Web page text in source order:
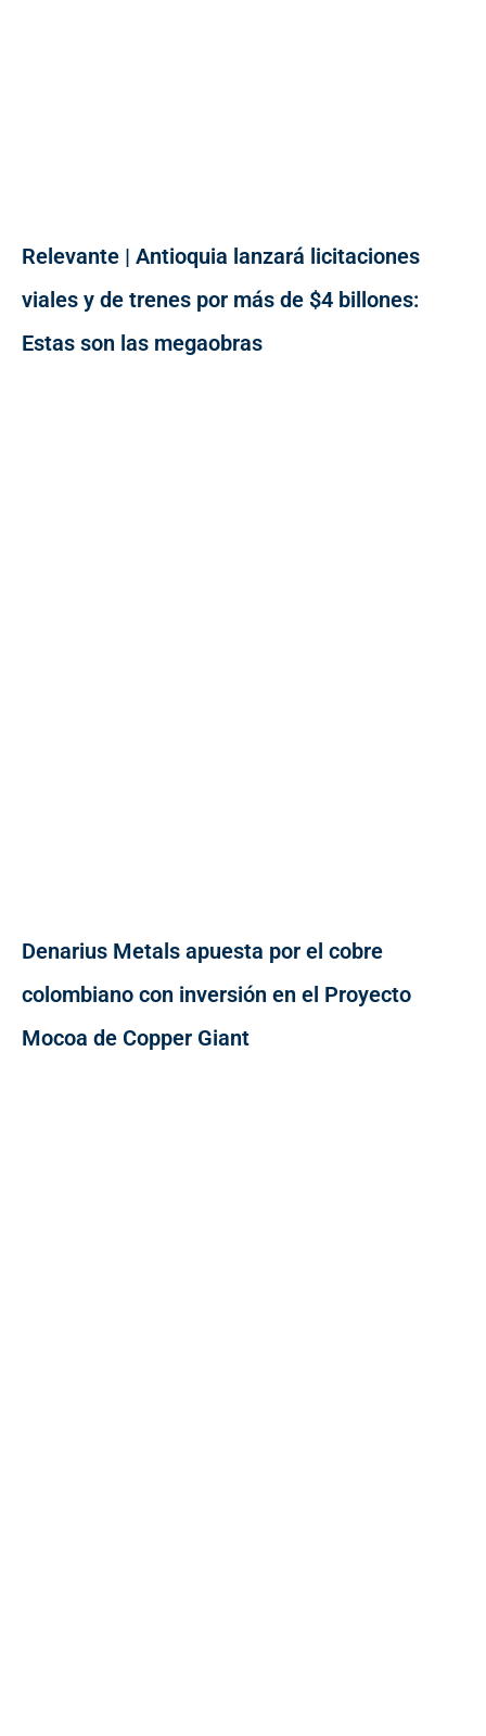
Relevante | Antioquia lanzará licitaciones
viales y de trenes por más de $4 billones:
Estas son las megaobras
Denarius Metals apuesta por el cobre
colombiano con inversión en el Proyecto
Mocoa de Copper Giant